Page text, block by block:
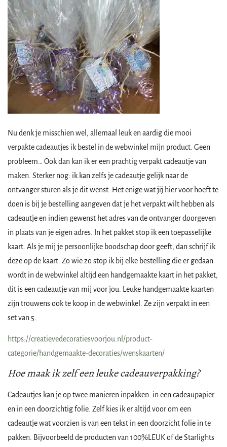
Nu denk je misschien wel, allemaal leuk en aardig die mooi
verpakte cadeautjes ik bestel in de webwinkel mijn product. Geen
probleem… Ook dan kan ik er een prachtig verpakt cadeautje van
maken. Sterker nog: ik kan zelfs je cadeautje gelijk naar de
ontvanger sturen als je dit wenst. Het enige wat jij hier voor hoeft te
doen is bij je bestelling aangeven dat je het verpakt wilt hebben als
cadeautje en indien gewenst het adres van de ontvanger doorgeven
in plaats van je eigen adres. In het pakket stop ik een toepasselijke
kaart. Als je mij je persoonlijke boodschap door geeft, dan schrijf ik
deze op de kaart. Zo wie zo stop ik bij elke bestelling die er gedaan
wordt in de webwinkel altijd een handgemaakte kaart in het pakket,
dit is een cadeautje van mij voor jou. Leuke handgemaakte kaarten
zijn trouwens ook te koop in de webwinkel. Ze zijn verpakt in een
set van 5.
https://creatievedecoratiesvoorjou.nl/product-
categorie/handgemaakte-decoraties/wenskaarten/
Hoe maak ik zelf een leuke cadeauverpakking?
Cadeautjes kan je op twee manieren inpakken: in een cadeaupapier
en in een doorzichtig folie. Zelf kies ik er altijd voor om een
cadeautje wat voorzien is van een tekst in een doorzicht folie in te
pakken. Bijvoorbeeld de producten van 100%LEUK of de Starlights